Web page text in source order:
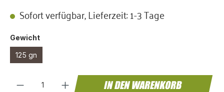
Sofort verfügbar, Lieferzeit: 1-3 Tage
Gewichtauswählen
125 gn
Produkt Anzahl: Gib den
IN DEN WARENKORB